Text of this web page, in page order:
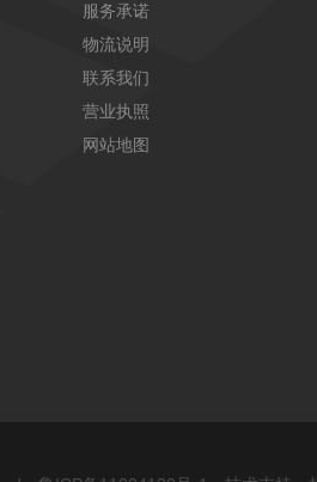
服务承诺
物流说明
联系我们
营业执照
网站地图